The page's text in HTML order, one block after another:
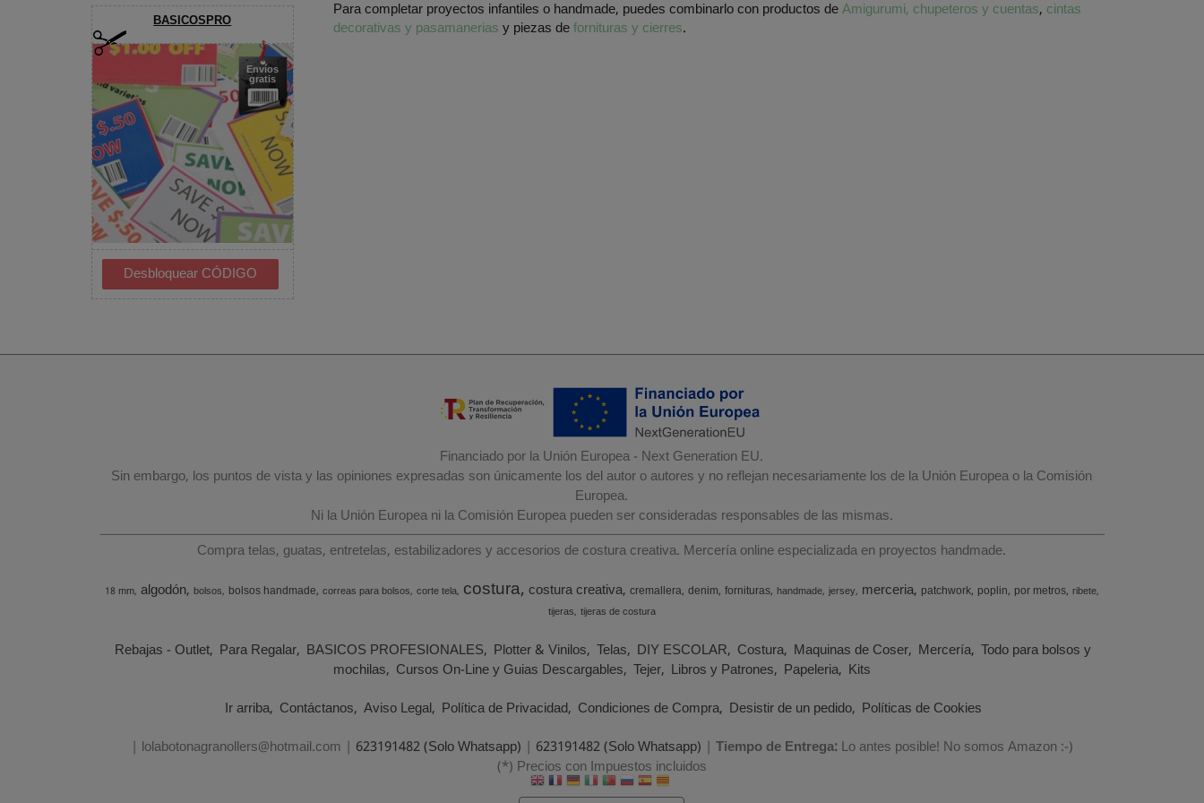
BASICOSPRO
Envíos
gratis
Para completar proyectos infantiles o handmade, puedes combinarlo con productos deAmigurumi, chupeteros y cuentas, cintas
decorativas y pasamaneriasy piezas defornituras y cierres.
Financiado por la Unión Europea - Next Generation EU.
Sin embargo, los puntos de vista y las opiniones expresadas son únicamente los del autor o autores y no reflejan necesariamente los de la Unión Europea o la Comisión
Europea.
Ni la Unión Europea ni la Comisión Europea pueden ser consideradas responsables de las mismas.
Compra telas, guatas, entretelas, estabilizadores y accesorios de costura creativa. Mercería online especializada en proyectos handmade.
18 mm algodón bolsos bolsos handmade correas para bolsos corte tela costura costura creativa cremallera denim fornituras handmade jersey merceria patchwork poplin por metros ribete
tijeras tijeras de costura
Rebajas - Outlet Para Regalar BASICOS PROFESIONALES Plotter & Vinilos Telas DIY ESCOLAR Costura Maquinas de Coser Mercería Todo para bolsos y
mochilas Cursos On-Line y Guias Descargables Tejer Libros y Patrones Papeleria Kits
Ir arriba Contáctanos Aviso Legal Política de Privacidad Condiciones de Compra Desistir de un pedido Políticas de Cookies
| lolabotonagranollers@hotmail.com | 623191482 (Solo Whatsapp) | 623191482 (Solo Whatsapp) | Tiempo de Entrega:Lo antes posible! No somos Amazon :-)
(*) Precios con Impuestos incluidos